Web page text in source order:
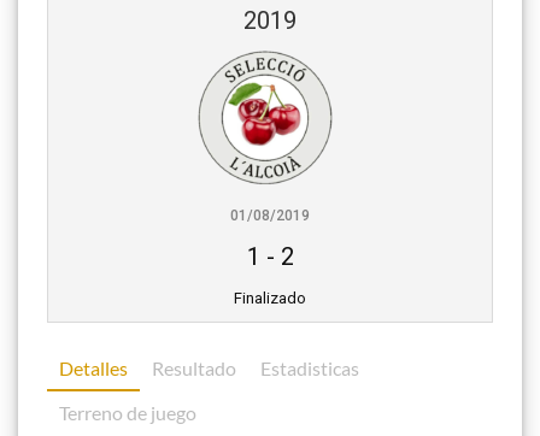
2019
01/08/2019
1 - 2
Finalizado
Detalles Resultado
Estadisticas
Terreno de juego